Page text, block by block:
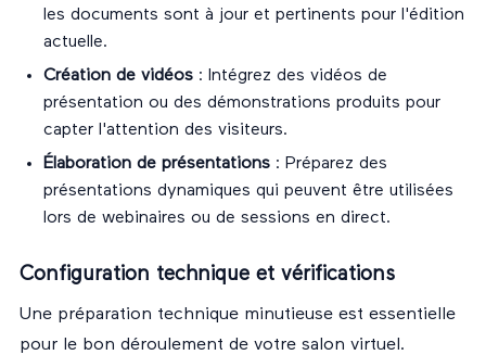
les documents sont à jour et pertinents pour l'édition
actuelle.
Création de vidéos : Intégrez des vidéos de
présentation ou des démonstrations produits pour
capter l'attention des visiteurs.
Élaboration de présentations : Préparez des
présentations dynamiques qui peuvent être utilisées
lors de webinaires ou de sessions en direct.
Configuration technique et vérifications
Une préparation technique minutieuse est essentielle
pour le bon déroulement de votre salon virtuel.